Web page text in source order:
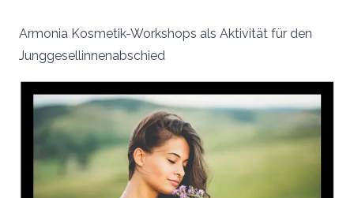
Armonia Kosmetik-Workshops als Aktivität für den
Junggesellinnenabschied